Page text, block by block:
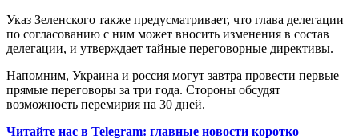
Указ Зеленского также предусматривает, что глава делегации
по согласованию с ним может вносить изменения в состав
делегации, и утверждает тайные переговорные директивы.
Напомним, Украина и россия могут завтра провести первые
прямые переговоры за три года. Стороны обсудят
возможность перемирия на 30 дней.
Читайте нас в Telegram: главные новости коротко